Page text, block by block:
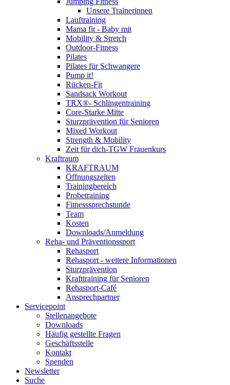
Unsere Trainerinnen
Lauftraining
Mama fit - Baby mit
Mobility & Stretch
Outdoor-Fitness
Pilates
Pilates für Schwangere
Pump it!
Rücken-Fit
Sandsack Workout
TRX®- Schlingentraining
Core-Starke Mitte
Sturzprävention für Senioren
Mixed Workout
Strength & Mobility
Zeit für dich-TGW Frauenkurs
Kraftraum
KRAFTRAUM
Öffnungszeiten
Trainingbereich
Probetraining
Fitnesssprechstunde
Team
Kosten
Downloads/Anmeldung
Reha- und Präventionssport
Rehasport
Rehasport - weitere Informationen
Sturzprävention
Krafttraining für Senioren
Rehasport-Café
Ansprechpartner
Servicepoint
Stellenangebote
Downloads
Häufig gestellte Fragen
Geschäftsstelle
Kontakt
Spenden
Newsletter
Suche